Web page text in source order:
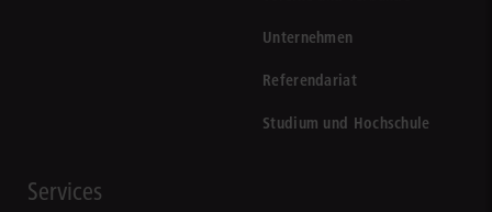
Unternehmen
Referendariat
Studium und Hochschule
Services